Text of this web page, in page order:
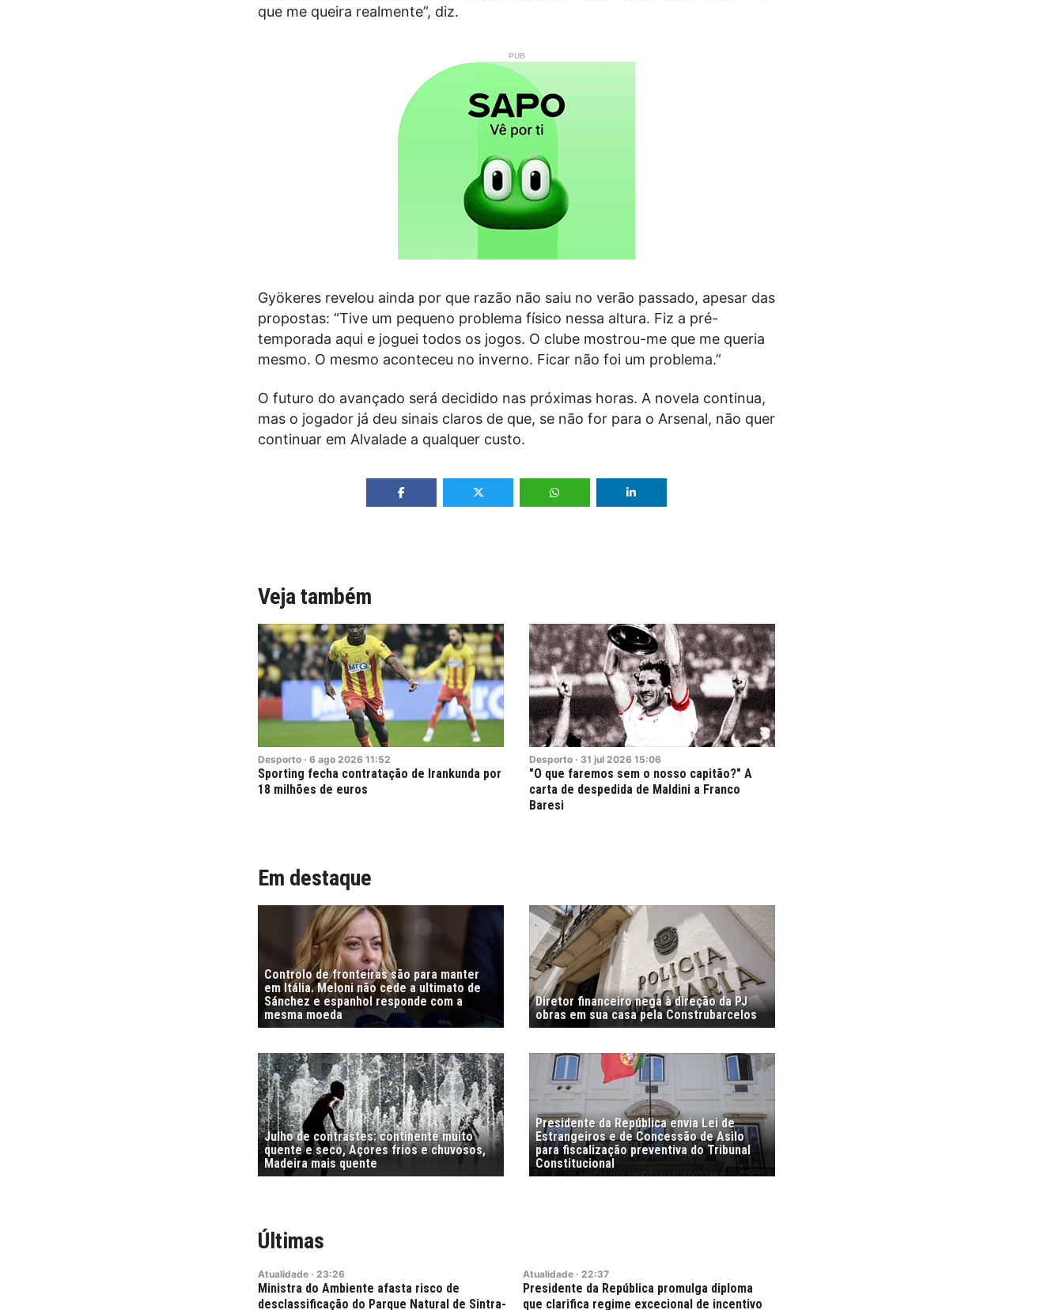
que me queira realmente”, diz.
Gyökeres revelou ainda por que razão não saiu no verão passado, apesar das
propostas: “Tive um pequeno problema físico nessa altura. Fiz a pré-
temporada aqui e joguei todos os jogos. O clube mostrou-me que me queria
mesmo. O mesmo aconteceu no inverno. Ficar não foi um problema.”
O futuro do avançado será decidido nas próximas horas. A novela continua,
mas o jogador já deu sinais claros de que, se não for para o Arsenal, não quer
continuar em Alvalade a qualquer custo.
Veja também
Desporto · 6 ago 2026 11:52
Sporting fecha contratação de Irankunda por
18 milhões de euros
Desporto · 31 jul 2026 15:06
"O que faremos sem o nosso capitão?" A
carta de despedida de Maldini a Franco
Baresi
Em destaque
Controlo de fronteiras são para manter
em Itália. Meloni não cede a ultimato de
Sánchez e espanhol responde com a
mesma moeda
Diretor financeiro nega à direção da PJ
obras em sua casa pela Construbarcelos
Julho de contrastes: continente muito
quente e seco, Açores frios e chuvosos,
Madeira mais quente
Presidente da República envia Lei de
Estrangeiros e de Concessão de Asilo
para fiscalização preventiva do Tribunal
Constitucional
Últimas
Atualidade · 23:26
Ministra do Ambiente afasta risco de
desclassificação do Parque Natural de Sintra-
Atualidade · 22:37
Presidente da República promulga diploma
que clarifica regime excecional de incentivo